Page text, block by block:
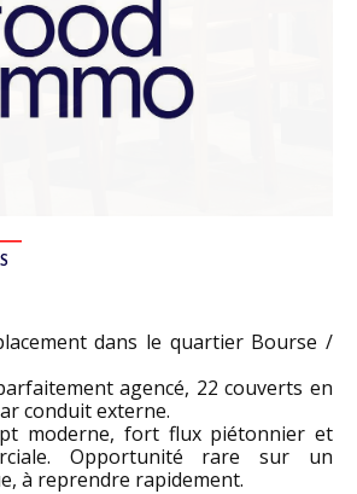
dans le quartier Bourse /
agencé, 22 couverts en
conduit externe.
moderne, fort flux piétonnier et
Opportunité rare sur un
à reprendre rapidement.